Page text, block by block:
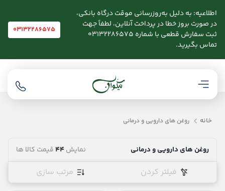
اطلاعیه: به دلیل به‌روزرسانی موقت درگاه بانکی،
در صورت بروز خطا در پرداخت آنلاین، لطفاً جهت
ثبت سفارش قطعی با شماره 03132286575
تماس بگیرید.
03132286575
خانه روغن های دارویی و درمانی
روغن های دارویی و درمانی نمایش44قیمت کالا ها
فیلتر کردن مرتب سازی